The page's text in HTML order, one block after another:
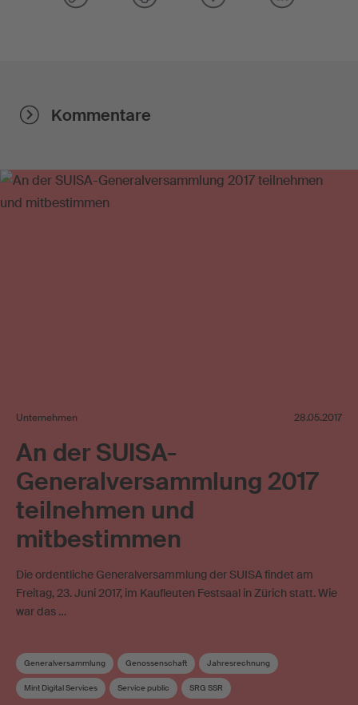
Kommentare
Unternehmen 28.05.2017
An der SUISA-
Generalversammlung 2017
teilnehmen und
mitbestimmen
Die ordentliche Generalversammlung der SUISA findet am
Freitag, 23. Juni 2017, im Kaufleuten Festsaal in Zürich statt. Wie
war das …
Generalversammlung Genossenschaft Jahresrechnung
Mint Digital Services Service public SRG SSR